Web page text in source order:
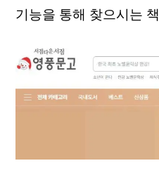
기능을 통해 찾으시는